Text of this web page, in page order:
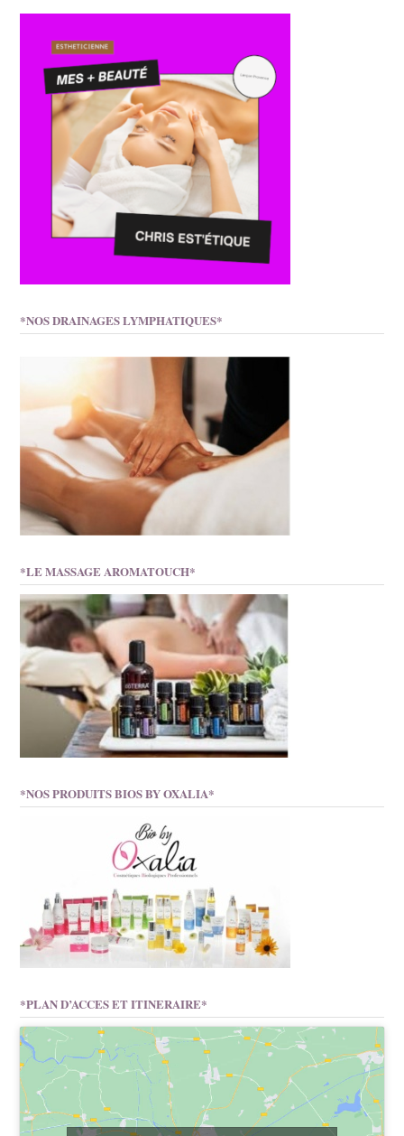
*NOS DRAINAGES LYMPHATIQUES*
*LE MASSAGE AROMATOUCH*
*NOS PRODUITS BIOS BY OXALIA*
*PLAN D’ACCES ET ITINERAIRE*